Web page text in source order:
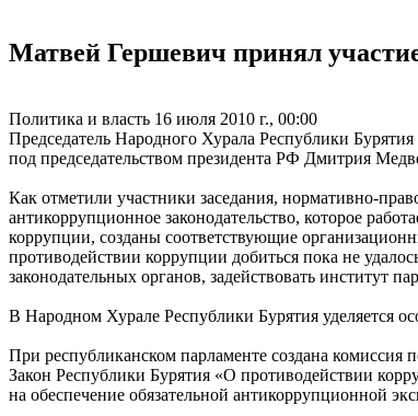
Матвей Гершевич принял
Политика и власть 16 июля 2010 г., 00:00
Председатель Народного Хурала Республики
под председательством президента РФ Дмитрия
Как отметили участники заседания, нормативно-
антикоррупционное законодательство, которое
коррупции, созданы соответствующие
противодействии коррупции добиться пока не
законодательных органов, задействовать институт
В Народном Хурале Республики Бурятия уделяется
При республиканском парламенте создана
Закон Республики Бурятия «О противодействии
на обеспечение обязательной антикоррупционной